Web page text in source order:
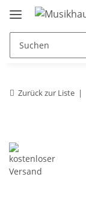
Zurück zur Liste